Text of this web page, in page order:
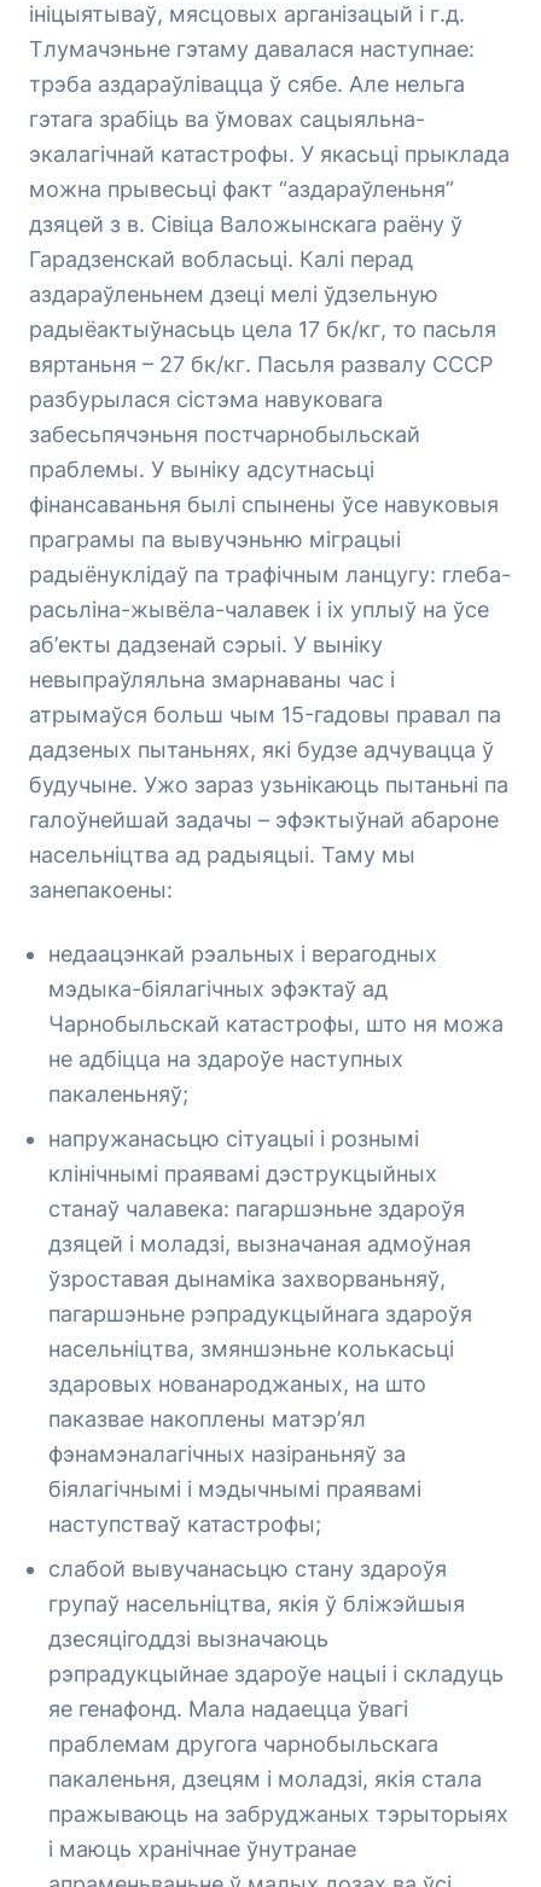
ініцыятываў, мясцовых арганізацый і г.д.
Тлумачэньне гэтаму давалася наступнае:
трэба аздараўлівацца ў сябе. Але нельга
гэтага зрабіць ва ўмовах сацыяльна-
экалагічнай катастрофы. У якасьці прыклада
можна прывесьці факт “аздараўленьня”
дзяцей з в. Сівіца Валожынскага раёну ў
Гарадзенскай вобласьці. Калі перад
аздараўленьнем дзеці мелі ўдзельную
радыёактыўнасьць цела 17 бк/кг, то пасьля
вяртаньня – 27 бк/кг. Пасьля развалу СССР
разбурылася сістэма навуковага
забесьпячэньня постчарнобыльскай
праблемы. У выніку адсутнасьці
фінансаваньня былі спынены ўсе навуковыя
праграмы па вывучэньню міграцыі
радыёнуклідаў па трафічным ланцугу: глеба-
расьліна-жывёла-чалавек і іх уплыў на ўсе
аб’екты дадзенай сэрыі. У выніку
невыпраўляльна змарнаваны час і
атрымаўся больш чым 15-гадовы правал па
дадзеных пытаньнях, які будзе адчувацца ў
будучыне. Ужо зараз узьнікаюць пытаньні па
галоўнейшай задачы – эфэктыўнай абароне
насельніцтва ад радыяцыі. Таму мы
занепакоены:
недаацэнкай рэальных і верагодных
мэдыка-біялагічных эфэктаў ад
Чарнобыльскай катастрофы, што ня можа
не адбіцца на здароўе наступных
пакаленьняў;
напружанасьцю сітуацыі і рознымі
клінічнымі праявамі дэструкцыйных
станаў чалавека: пагаршэньне здароўя
дзяцей і моладзі, вызначаная адмоўная
ўзроставая дынаміка захворваньняў,
пагаршэньне рэпрадукцыйнага здароўя
насельніцтва, змяншэньне колькасьці
здаровых нованароджаных, на што
паказвае накоплены матэр’ял
фэнамэналагічных назіраньняў за
біялагічнымі і мэдычнымі праявамі
наступстваў катастрофы;
слабой вывучанасьцю стану здароўя
групаў насельніцтва, якія ў бліжэйшыя
дзесяцігоддзі вызначаюць
рэпрадукцыйнае здароўе нацыі і складуць
яе генафонд. Мала надаецца ўвагі
праблемам другога чарнобыльскага
пакаленьня, дзецям і моладзі, якія стала
пражываюць на забруджаных тэрыторыях
і маюць хранічнае ўнутранае